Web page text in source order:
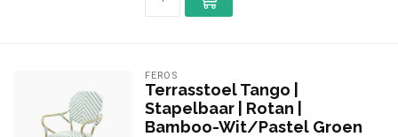
FEROS
Terrasstoel Tango |
Stapelbaar | Rotan |
Bamboo-Wit/Pastel Groen